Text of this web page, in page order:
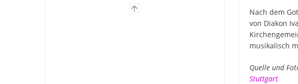
Nach dem
von Diakon
musikalisch
Quelle und
Stuttgart